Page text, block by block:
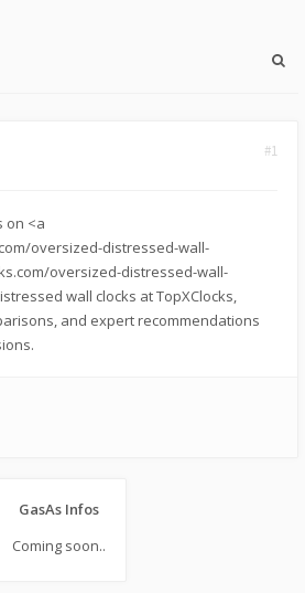
#1
on <a
oversized-distressed-wall-
oversized-distressed-wall-
wall clocks at TopXClocks,
and expert recommendations
GasAs Infos
Coming soon..